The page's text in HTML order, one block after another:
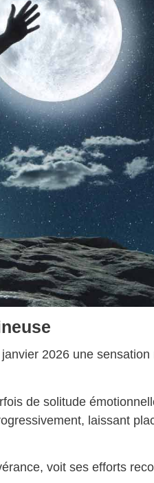
2026 une sensation
de solitude
laissant
voit ses efforts